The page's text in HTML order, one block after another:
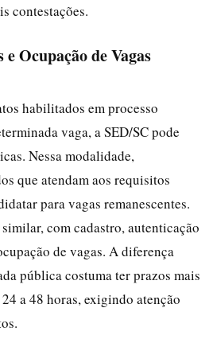
contestações.
Ocupação de Vagas
habilitados em processo
vaga, a SED/SC pode
Nessa modalidade,
que atendam aos requisitos
para vagas remanescentes.
com cadastro, autenticação
de vagas. A diferença
pública costuma ter prazos mais
a 48 horas, exigindo atenção